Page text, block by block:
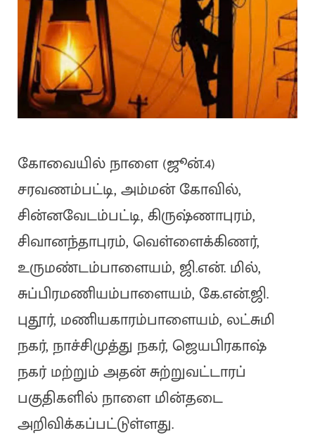
கோவையில் நாளை (ஜூன்.4)
சரவணம்பட்டி, அம்மன் கோவில்,
சின்னவேடம்பட்டி, கிருஷ்ணாபுரம்,
சிவானந்தாபுரம், வெள்ளைக்கிணர்,
உருமண்டம்பாளையம், ஜி.என். மில்,
சுப்பிரமணியம்பாளையம், கே.என்.ஜி.
புதூர், மணியகாரம்பாளையம், லட்சுமி
நகர், நாச்சிமுத்து நகர், ஜெயபிரகாஷ்
நகர் மற்றும் அதன் சுற்றுவட்டாரப்
பகுதிகளில் நாளை மின்தடை
அறிவிக்கப்பட்டுள்ளது.